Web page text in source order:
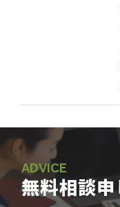
ADVICE
無料相談